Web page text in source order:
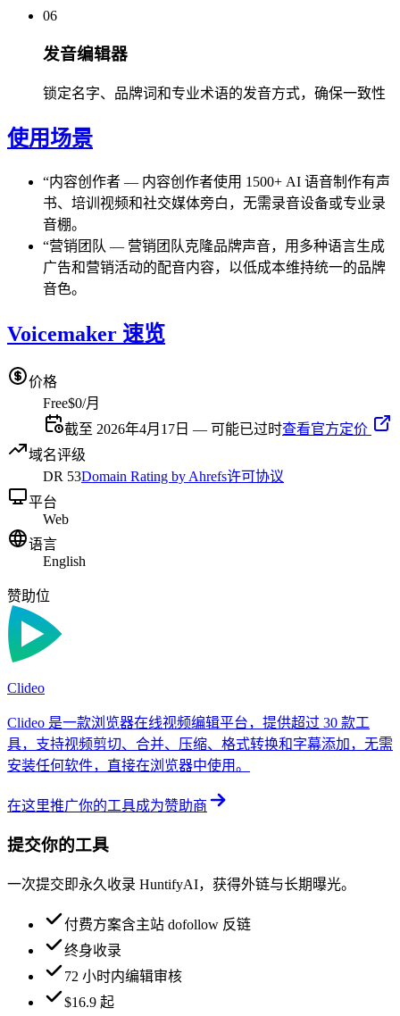
06
发音编辑器
锁定名字、品牌词和专业术语的发音方式，确保一致性
使用场景
“内容创作者 — 内容创作者使用 1500+ AI 语音制作有声
书、培训视频和社交媒体旁白，无需录音设备或专业录
音棚。
“营销团队 — 营销团队克隆品牌声音，用多种语言生成
广告和营销活动的配音内容，以低成本维持统一的品牌
音色。
Voicemaker 速览
价格
Free$0/月
截至 2026年4月17日 — 可能已过时查看官方定价
域名评级
DR 53Domain Rating by Ahrefs许可协议
平台
Web
语言
English
赞助位
Clideo
Clideo 是一款浏览器在线视频编辑平台，提供超过 30 款工
具，支持视频剪切、合并、压缩、格式转换和字幕添加，无需
安装任何软件，直接在浏览器中使用。
在这里推广你的工具成为赞助商
提交你的工具
一次提交即永久收录 HuntifyAI，获得外链与长期曝光。
付费方案含主站 dofollow 反链
终身收录
72 小时内编辑审核
$16.9 起